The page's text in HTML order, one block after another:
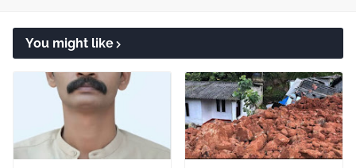
You might like